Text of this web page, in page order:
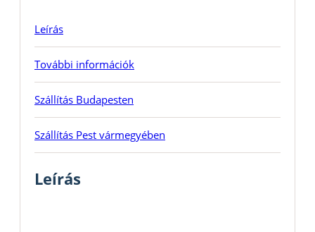
Leírás
További információk
Szállítás Budapesten
Szállítás Pest vármegyében
Leírás